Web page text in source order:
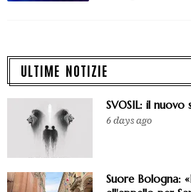
ULTIME NOTIZIE
SVOSIL: il nuovo
6 days ago
Suore Bologna: